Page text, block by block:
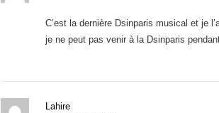
C’est la dernière Dsinparis musical et je
je ne peut pas venir à la Dsinparis
Lahire